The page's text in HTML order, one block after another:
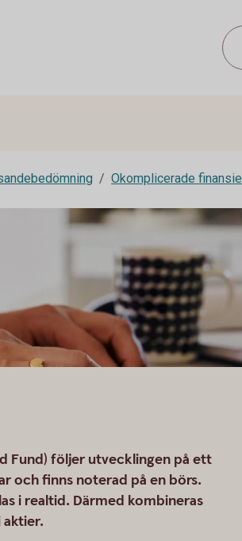
Okomplicerade
Fund) följer utvecklingen på ett
och finns noterad på en börs.
i realtid. Därmed kombineras